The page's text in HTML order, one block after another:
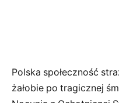
Polska społeczność
żałobie po tragicznej